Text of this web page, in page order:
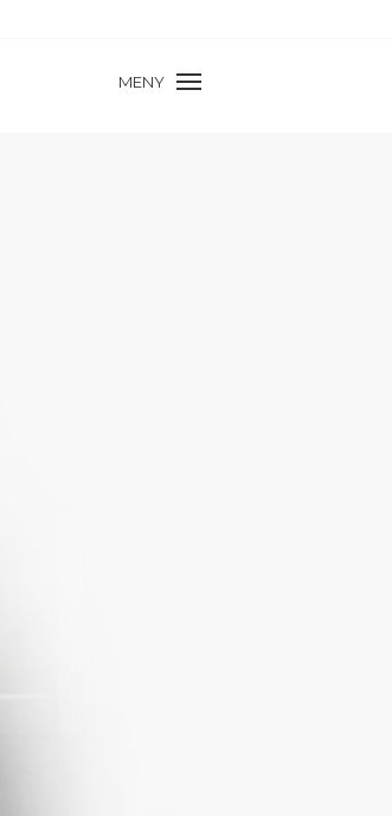
MENY